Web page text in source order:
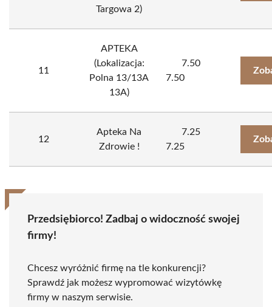
Targowa 2)
11
APTEKA
(Lokalizacja:
Polna 13/13A
13A)
7.50
7.50
12
Apteka Na
Zdrowie !
7.25
7.25
Przedsiębiorco! Zadbaj o widoczność swojej
firmy!
Chcesz wyróżnić firmę na tle konkurencji?
Sprawdź jak możesz wypromować wizytówkę
firmy w naszym serwisie.